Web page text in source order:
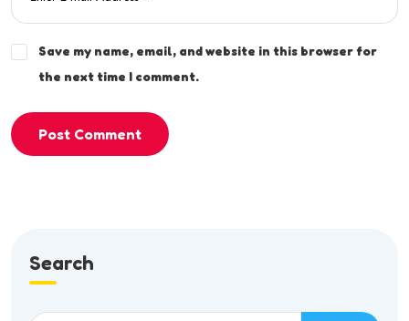
Save my name, email, and website in this browser for
the next time I comment.
Post Comment
Search